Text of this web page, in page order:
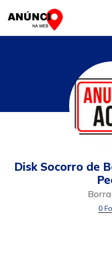
Disk Socorro de
0